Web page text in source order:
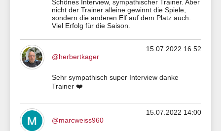
Schönes Interview, sympathischer Trainer. Aber
nicht der Trainer alleine gewinnt die Spiele,
sondern die anderen Elf auf dem Platz auch.
Viel Erfolg für die Saison.
15.07.2022 16:52
@herbertkager
Sehr sympathisch super Interview danke
Trainer ❤️
15.07.2022 14:00
@marcweiss960